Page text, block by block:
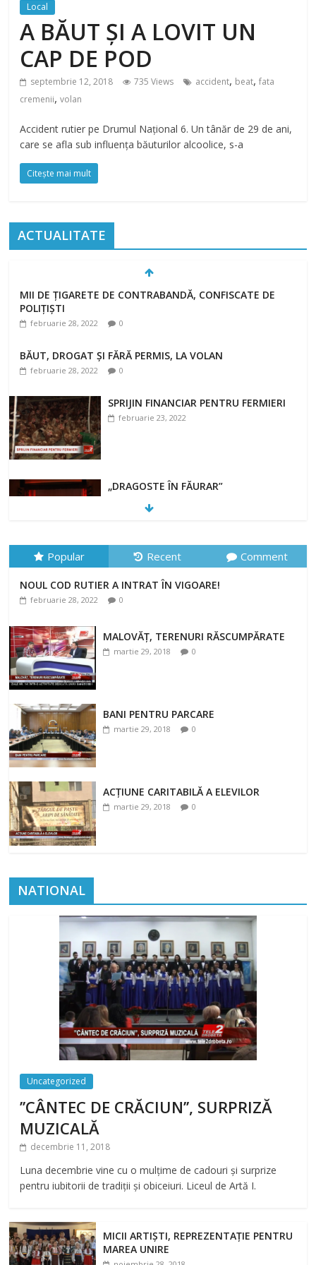
Local
A BĂUT ȘI A LOVIT UN
CAP DE POD
septembrie 12, 2018 735 Views accident, beat,fata
cremenii,volan
Accident rutier pe Drumul Național 6. Un tânăr de 29 de ani,
care se afla sub influența băuturilor alcoolice, s-a
Citește mai mult
ACTUALITATE
MII DE ȚIGARETE DE CONTRABANDĂ, CONFISCATE DE
POLIȚIȘTI
februarie 28, 2022 0
BĂUT, DROGAT ȘI FĂRĂ PERMIS, LA VOLAN
februarie 28, 2022 0
SPRIJIN FINANCIAR PENTRU FERMIERI
februarie 23, 2022
„DRAGOSTE ÎN FĂURAR”
NOUL COD RUTIER A INTRAT ÎN VIGOARE!
februarie 28, 2022 0
Popular Recent Comment
NOUL COD RUTIER A INTRAT ÎN VIGOARE!
februarie 28, 2022 0
MALOVĂȚ, TERENURI RĂSCUMPĂRATE
martie 29, 2018 0
BANI PENTRU PARCARE
martie 29, 2018 0
ACȚIUNE CARITABILĂ A ELEVILOR
martie 29, 2018 0
NATIONAL
Uncategorized
’’CÂNTEC DE CRĂCIUN’’, SURPRIZĂ
MUZICALĂ
decembrie 11, 2018
Luna decembrie vine cu o mulțime de cadouri și surprize
pentru iubitorii de tradiții și obiceiuri. Liceul de Artă I.
MICII ARTIȘTI, REPREZENTAȚIE PENTRU
MAREA UNIRE